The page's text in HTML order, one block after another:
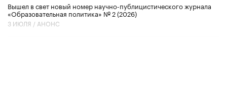
Вышел в свет новый номер научно-публицистического журнала
«Образовательная политика» № 2 (2026)
3 ИЮЛЯ / АНОНС